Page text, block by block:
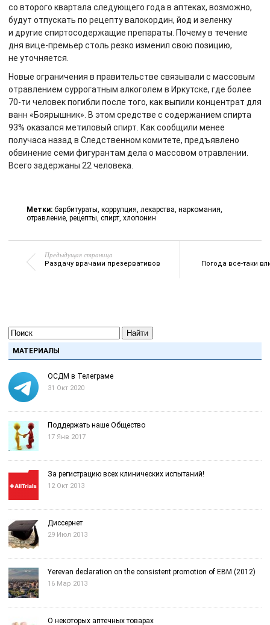
со второго квартала следующего года в аптеках, возможно,
будут отпускать по рецепту валокордин, йод и зеленку
и другие спиртосодержащие препараты. Почему в течение
дня вице-премьер столь резко изменил свою позицию,
не уточняется.
Новые ограничения в правительстве связывали с массовым
отравлением суррогатным алкоголем в Иркутске, где более
70-ти человек погибли после того, как выпили концентрат для
ванн «Боярышник». В этом средстве с содержанием спирта
93% оказался метиловый спирт. Как сообщили менее
получаса назад в Следственном комитете, предъявлено
обвинение семи фигурантам дела о массовом отравлении.
Всего задержаны 22 человека.
Метки: барбитураты, коррупция, лекарства, наркомания,
отравление, рецепты, спирт, хлопонин
Предыдущая страница
Раздачу врачами презервативов Погода все-таки
Найти
МАТЕРИАЛЫ
ОСДМ в Телеграме
31 Окт 2020
Поддержать наше Общество
17 Янв 2017
За регистрацию всех клинических испытаний!
12 Окт 2013
Диссернет
29 Июл 2013
Yerevan declaration on the consistent promotion of EBM (2012)
16 Мар 2013
О некоторых аптечных товарах